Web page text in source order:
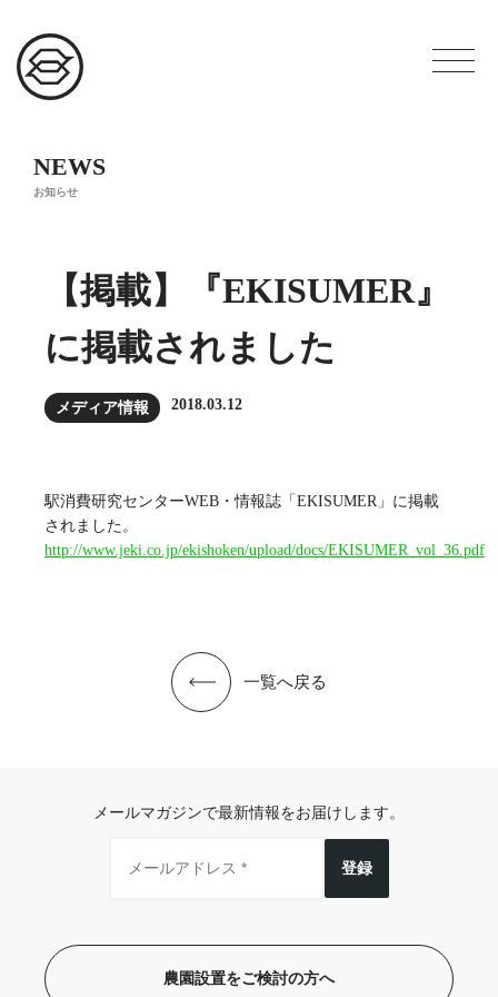
NEWS
お知らせ
【掲載】『EKISUMER』
に掲載されました
メディア情報 2018.03.12
駅消費研究センターWEB・情報誌「EKISUMER」に掲載
されました。
http://www.jeki.co.jp/ekishoken/upload/docs/EKISUMER_vol_36.pdf
一覧へ戻る
メールマガジンで最新情報をお届けします。
登録
農園設置をご検討の方へ